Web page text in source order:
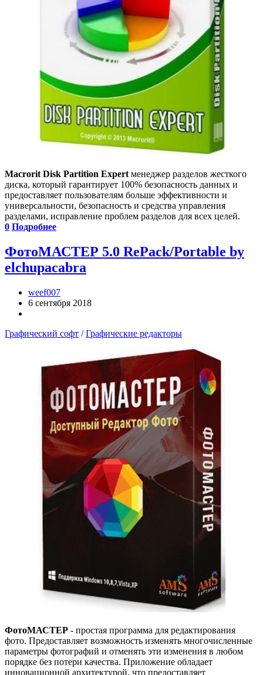
Macrorit Disk Partition Expert менеджер разделов жесткого
диска, который гарантирует 100% безопасность данных и
предоставляет пользователям больше эффективности и
универсальности, безопасность и средства управления
разделами, исправление проблем разделов для всех целей.
0 Подробнее
ФотоМАСТЕР 5.0 RePack/Portable by
elchupacabra
weef007
6 сентября 2018
Графический софт /Графические редакторы
ФотоМАСТЕР - простая программа для редактирования
фото. Предоставляет возможность изменять многочисленные
параметры фотографий и отменять эти изменения в любом
порядке без потери качества. Приложение обладает
инновационной архитектурой, что предоставляет